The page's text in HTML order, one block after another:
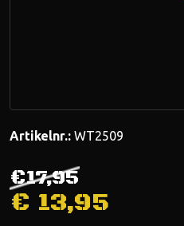
Artikelnr.: WT2509
€17,95
€ 13,95